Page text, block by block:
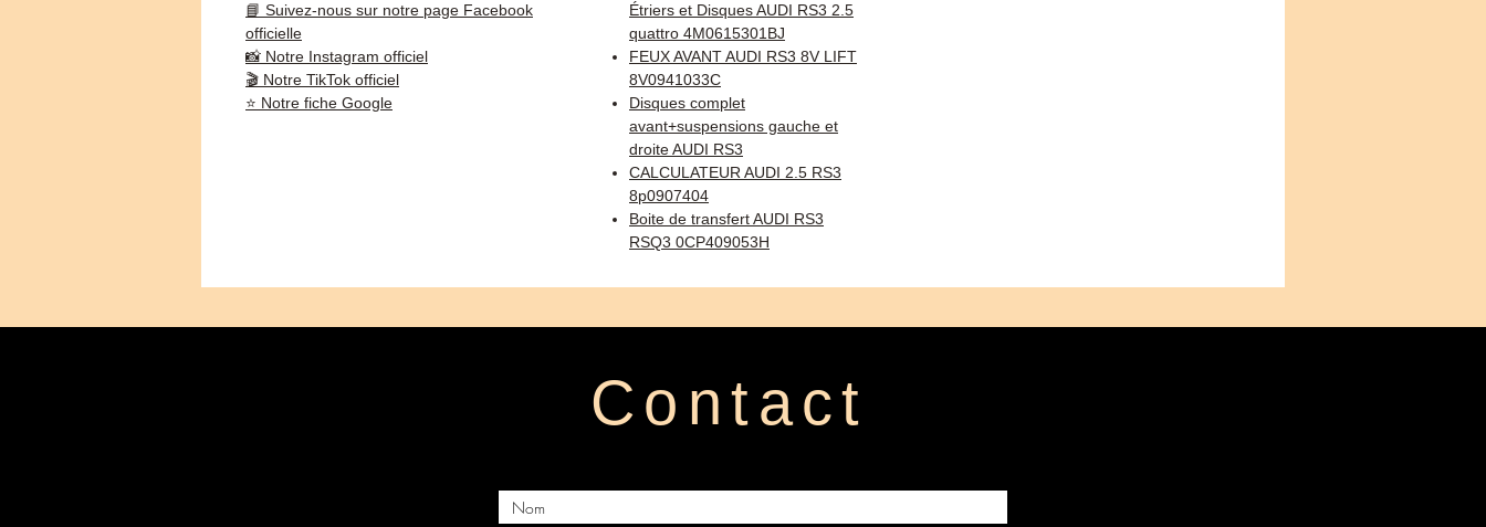
📘 Suivez-nous sur notre page Facebook
officielle
📸 Notre Instagram officiel
🎬 Notre TikTok officiel
⭐ Notre fiche Google
Étriers et Disques AUDI RS3 2.5
quattro 4M0615301BJ
FEUX AVANT AUDI RS3 8V LIFT
8V0941033C
Disques complet
avant+suspensions gauche et
droite AUDI RS3
CALCULATEUR AUDI 2.5 RS3
8p0907404
Boite de transfert AUDI RS3
RSQ3 0CP409053H
Contact